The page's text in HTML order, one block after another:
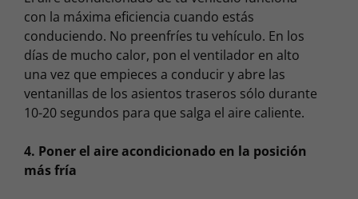
con la máxima eficiencia cuando estás
conduciendo. No preenfríes tu vehículo. En los
días de mucho calor, pon el ventilador en alto
una vez que empieces a conducir y abre las
ventanillas de los asientos traseros sólo durante
10-20 segundos para que salga el aire caliente.
4. Poner el aire acondicionado en la posición
más fría